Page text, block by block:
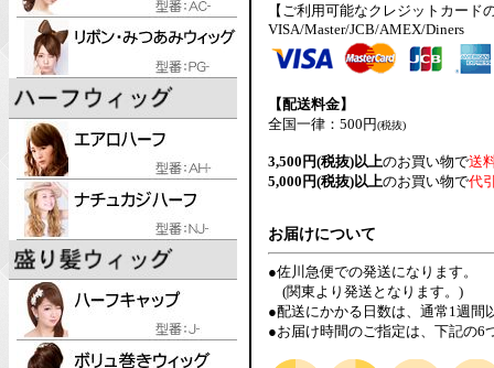
【ご利用可能なクレジットカード
VISA/Master/JCB/AMEX/Diners
【配送料金】
全国一律：500円(税抜)
3,500円(税抜)以上のお買い物で送
5,000円(税抜)以上のお買い物で代
お届けについて
●佐川急便での発送になります。
(関東より発送となります。)
●配送にかかる日数は、通常1週間
●お届け時間のご指定は、下記の6